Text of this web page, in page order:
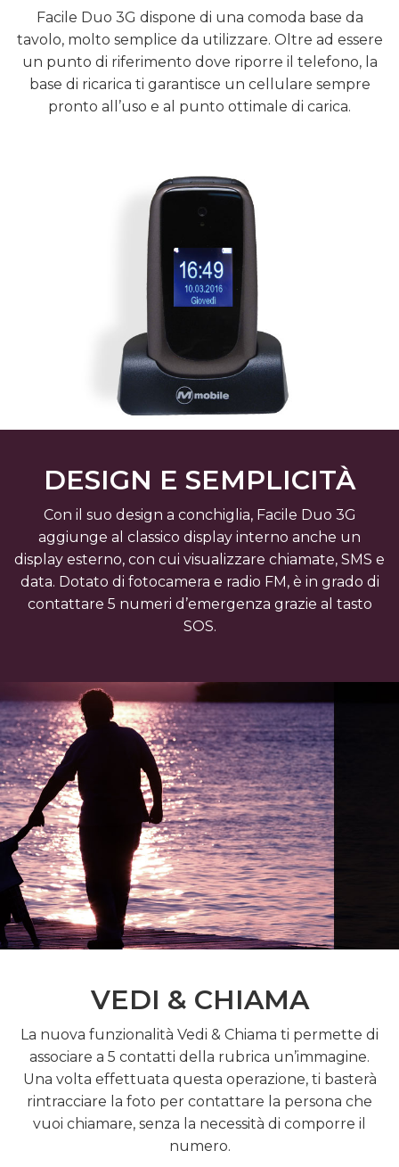
Facile Duo 3G dispone di una comoda base da
tavolo, molto semplice da utilizzare. Oltre ad essere
un punto di riferimento dove riporre il telefono, la
base di ricarica ti garantisce un cellulare sempre
pronto all’uso e al punto ottimale di carica.
DESIGN E SEMPLICITÀ
Con il suo design a conchiglia, Facile Duo 3G
aggiunge al classico display interno anche un
display esterno, con cui visualizzare chiamate, SMS e
data. Dotato di fotocamera e radio FM, è in grado di
contattare 5 numeri d’emergenza grazie al tasto
SOS.
VEDI & CHIAMA
La nuova funzionalità Vedi & Chiama ti permette di
associare a 5 contatti della rubrica un’immagine.
Una volta effettuata questa operazione, ti basterà
rintracciare la foto per contattare la persona che
vuoi chiamare, senza la necessità di comporre il
numero.